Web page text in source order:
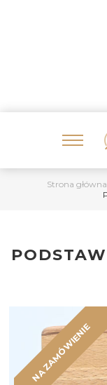
Strona główna
NA ZAMÓWIENIE